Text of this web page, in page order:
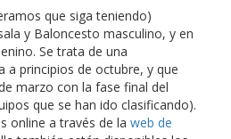
que siga teniendo)
y Baloncesto masculino, y en
Se trata de una
a principios de octubre, y que
marzo con la fase final del
que se han ido clasificando).
online a través de la web de